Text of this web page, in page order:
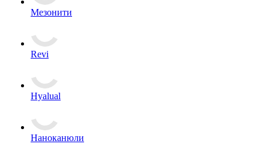
Мезонити
Revi
Hyalual
Наноканюли